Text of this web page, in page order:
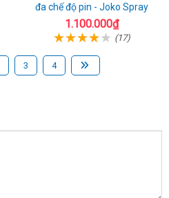
đa chế độ pin - Joko Spray
1.100.000₫
(17)
3 4